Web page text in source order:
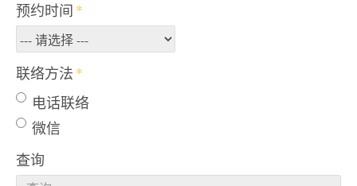
预约时间
联络方法
电话联络
微信
查询